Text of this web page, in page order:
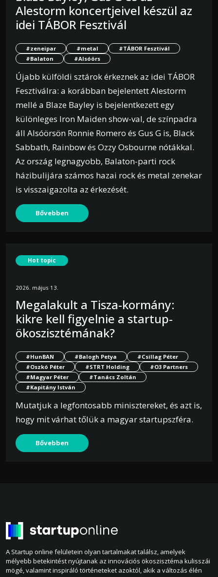
Alestorm koncertjeivel készül az
idei TÁBOR Fesztivál
#zeneipar #metal
#TÁBOR Fesztivál
#Balaton
#Alsóörs
Újabb külföldi sztárok érkeznek az idei TÁBOR
Fesztiválra: a korábban bejelentett Alestorm
mellé a Blaze Bayley is bejelentkezett egy
különleges Iron Maiden show-val, de színpadra
áll Alsóörsön Ronnie Romero és Gus G is, Black
Sabbath, Rainbow és Ozzy Osbourne nótákkal.
Az ország legnagyobb, Balaton-parti rock
házibulijára számos hazai rock és metal zenekar
is visszaigazolta az érkezését.
Bővebben
Hot topic
2026. május 13.
Megalakult a Tisza-kormány:
kikre kell figyelnie a startup-
ökoszisztémának?
#HunBAN #Balogh Petya
#Csillag Péter
#Oszkó Péter
#STRT Holding
#O3 Partners
#Magyar Péter
#Tanács Zoltán
#Kapitány István
Mutatjuk a legfontosabb minisztereket, és azt is,
hogy mit várhat tőlük a magyar startupszféra.
Bővebben
A Startup online felületein olyan tartalmakat találsz, amelyek
mélyebb betekintést nyújtanak az innovációs ökoszisztéma kulisszái
mögé, valamint inspiráló történeteket azoktól, akik a változás élén